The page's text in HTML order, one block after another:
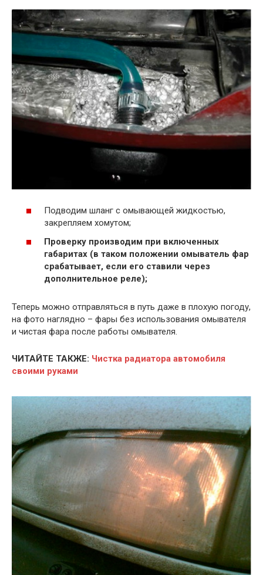
Подводим шланг с омывающей жидкостью,
закрепляем хомутом;
Проверку производим при включенных
габаритах (в таком положении омыватель фар
срабатывает, если его ставили через
дополнительное реле);
Теперь можно отправляться в путь даже в плохую погоду,
на фото наглядно – фары без использования омывателя
и чистая фара после работы омывателя.
ЧИТАЙТЕ ТАКЖЕ: Чистка радиатора автомобиля
своими руками